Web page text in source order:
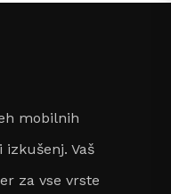
mobilnih
Vaš
za vse vrste